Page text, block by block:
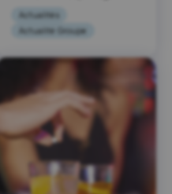
Actualités
Actualité Groupe